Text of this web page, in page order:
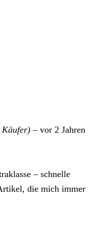
– vor 2 Jahren
– schnelle
die mich immer